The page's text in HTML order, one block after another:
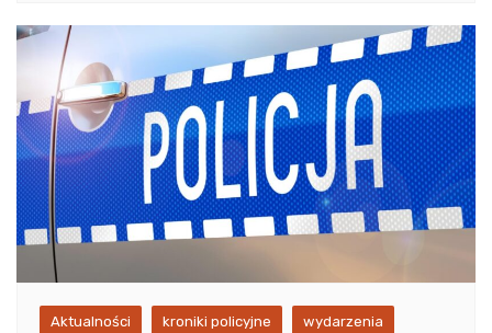
Aktualności kroniki policyjne wydarzenia